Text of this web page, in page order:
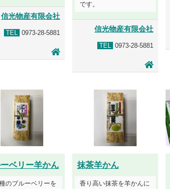
信光物産有限会社
TEL 0973-28-5881
です。
信光物産有限会社
TEL 0973-28-5881
ベリー羊かん
のブルーベリーを
抹茶羊かん
香り高い抹茶を羊かんに